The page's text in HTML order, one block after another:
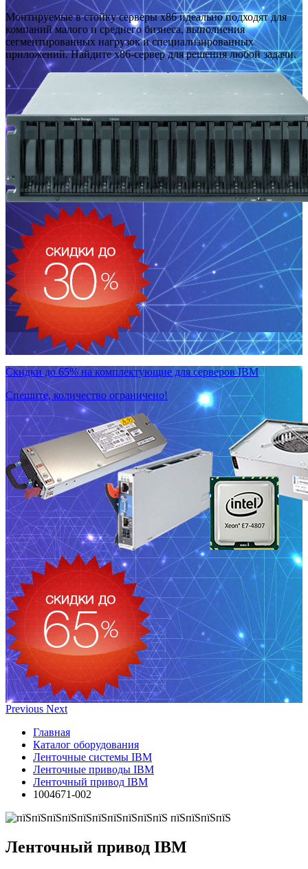
Монтируемые в стойку серверы x86 идеально подходят для
компаний малого и среднего бизнеса, выполнения
сегментированных нагрузок и специализированных
приложений. Найдите x86-сервер для решения любой задачи.
Скидки до 65% на комплектующие для серверов IBM
Спешите, количество ограничено!
Previous Next
Главная
Каталог оборудования
Ленточные системы IBM
Ленточные приводы IBM
Ленточный привод IBM
1004671-002
Ленточный привод IBM